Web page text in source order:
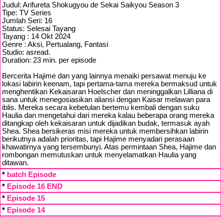
Judul: Arifureta Shokugyou de Sekai Saikyou Season 3
Tipe: TV Series
Jumlah Seri: 16
Status: Selesai Tayang
Tayang : 14 Okt 2024
Genre : Aksi, Pertualang, Fantasi
Studio: asread.
Duration: 23 min. per episode
Bercerita Hajime dan yang lainnya menaiki persawat menuju ke
lokasi labirin keenam, tapi pertama-tama mereka bermaksud untuk
menghentikan Kekaisaran Hoelscher dan meninggalkan Lilliana di
sana untuk menegosiasikan aliansi dengan Kaisar melawan para
iblis. Mereka secara kebetulan bertemu kembali dengan suku
Haulia dan mengetahui dari mereka kalau beberapa orang mereka
ditangkap oleh kekaisaran untuk dijadikan budak, termasuk ayah
Shea. Shea bersikeras misi mereka untuk membersihkan labirin
berikutnya adalah prioritas, tapi Hajime menyadari perasaan
khawatirnya yang tersembunyi. Atas permintaan Shea, Hajime dan
rombongan memutuskan untuk menyelamatkan Haulia yang
ditawan.
* batch Episode
* Episode 16 END
* Episode 15
* Episode 14